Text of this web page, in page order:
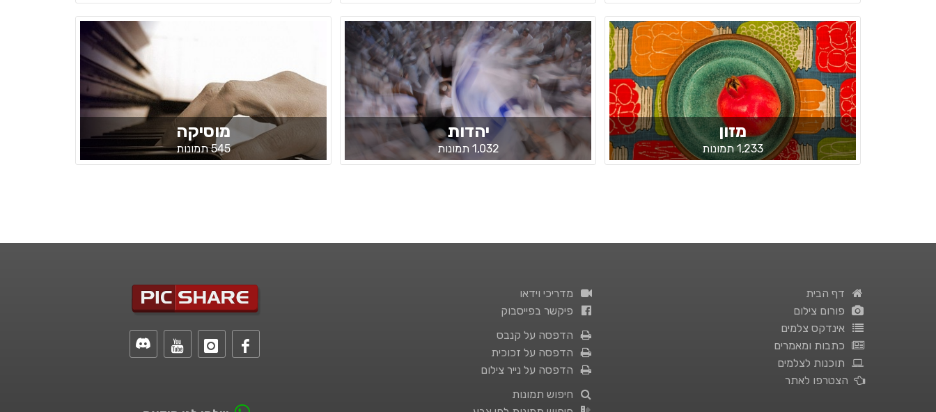
מזון
1,233 תמונות
יהדות
1,032 תמונות
מוסיקה
545 תמונות
מדריכי וידאו
פיקשר בפייסבוק
הדפסה על קנבס
הדפסה על זכוכית
הדפסה על נייר צילום
חיפוש תמונות
דף הבית
פורום צילום
אינדקס צלמים
כתבות ומאמרים
תוכנות לצלמים
הצטרפו לאתר